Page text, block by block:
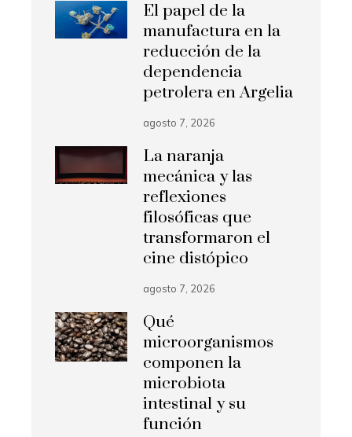
El papel de la
manufactura en la
reducción de la
dependencia
petrolera en Argelia
agosto 7, 2026
La naranja
mecánica y las
reflexiones
filosóficas que
transformaron el
cine distópico
agosto 7, 2026
Qué
microorganismos
componen la
microbiota
intestinal y su
función